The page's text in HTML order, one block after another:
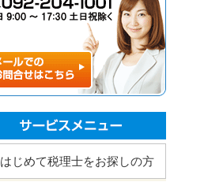
はじめて税理士をお探しの方